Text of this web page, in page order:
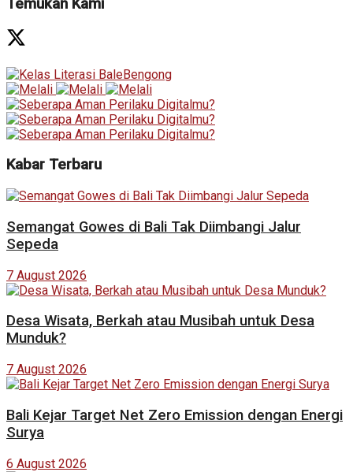
Temukan Kami
Kabar Terbaru
Semangat Gowes di Bali Tak Diimbangi Jalur
Sepeda
7 August 2026
Desa Wisata, Berkah atau Musibah untuk Desa
Munduk?
7 August 2026
Bali Kejar Target Net Zero Emission dengan Energi
Surya
6 August 2026